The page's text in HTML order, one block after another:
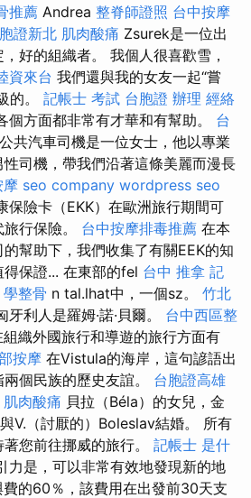
推薦 Andrea 整脊師證照 台中按摩
證新北 肌肉酸痛 Zsurek是一位出
好的組織者。 我個人很喜歡雪，
資來台 我們還與我的女友一起“嘗
的。 記帳士 考試 台胞證 辦理 經絡
個方面都非常有才華和有幫助。 台
公共汽車司機是一位女士，他以專業
司機，帶我們沿著這條美麗而漫長
摩 seo company wordpress seo
保險卡（EKK）在歐洲旅行期間可
行保險。 台中按摩排毒推薦 在本
幫助下，我們收集了有關EEK的知
保證... 在東部的fel 台中 推拿 記
學整骨 n tal.lhat中，一個sz。 竹北
利人是羅姆·諾·貝爾。 台中西區整
織外國旅行和導遊的旅行方面有
按摩 在Vistula的海岸，這句諺語出
個民族的歷史友誼。 台胞證高雄
肌肉酸痛 貝拉（Béla）的女兒，金
V.（討厭的）Boleslav結婚。 所有
您前往挪威的旅行。 記帳士 是什
力是，可以非常有效地發現新的地
費的60％，該費用在出發前30天支